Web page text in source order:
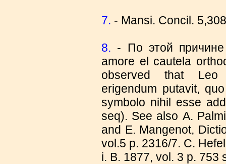
7. - Mansi. Concil.
8. - По этой
amore el cautela
observed that Leo
erigendum putavit,
symbolo nihil esse
seq). See also Α.
and Ε. Mangenot,
vοl.5 p. 2316/7. C.
i. Β. 1877, vοl. 3 p. 753